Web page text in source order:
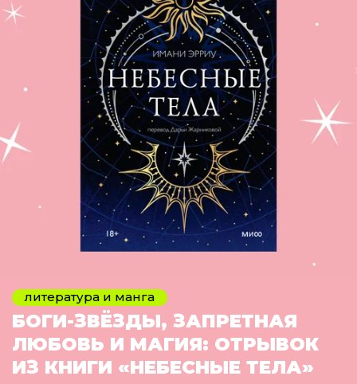
литература и манга
БОГИ-ЗВЁЗДЫ, ЗАПРЕТНАЯ
ЛЮБОВЬ И МАГИЯ: ОТРЫВОК
ИЗ КНИГИ «НЕБЕСНЫЕ ТЕЛА»